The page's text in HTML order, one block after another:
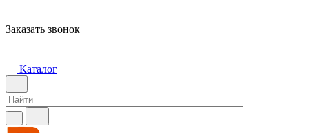
Заказать звонок
Каталог